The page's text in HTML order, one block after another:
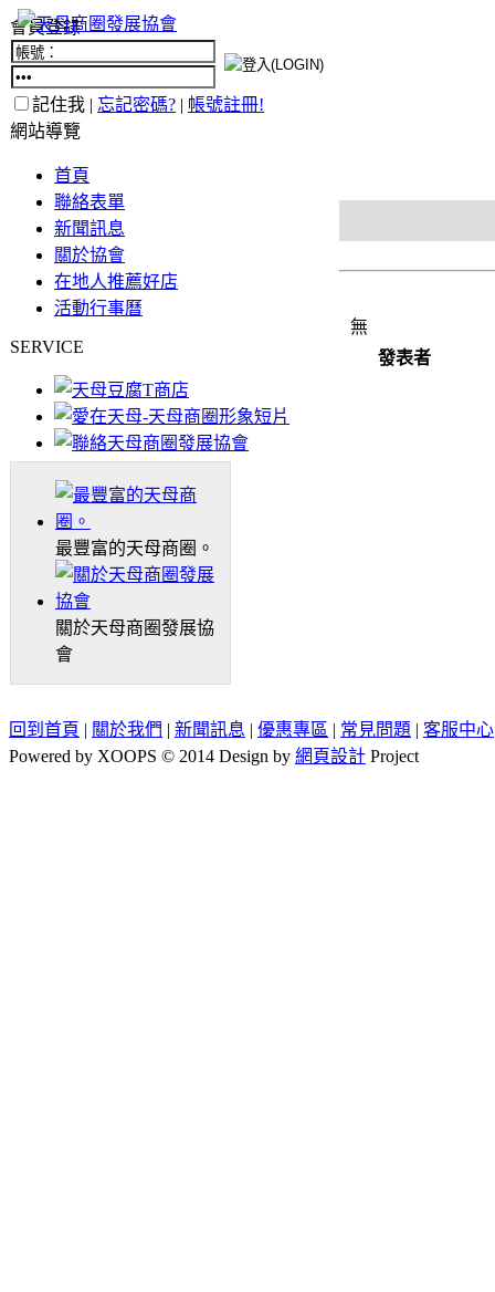
會員登錄
記住我 | 忘記密碼? | 帳號註冊!
網站導覽
首頁
聯絡表單
新聞訊息
關於協會
在地人推薦好店
活動行事曆
SERVICE
最豐富的天母商圈。
關於天母商圈發展協
會
無
發表者
回到首頁 | 關於我們 | 新聞訊息 | 優惠專區 | 常見問題 | 客服中心
Powered by XOOPS © 2014 Design by 網頁設計 Project